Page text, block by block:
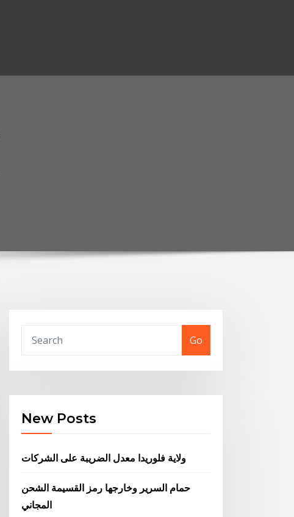
Go
New Posts
ولاية فلوريدا معدل الضريبة على الشركات
حمام السرير وخارجها رمز القسيمة الشحن
المجاني